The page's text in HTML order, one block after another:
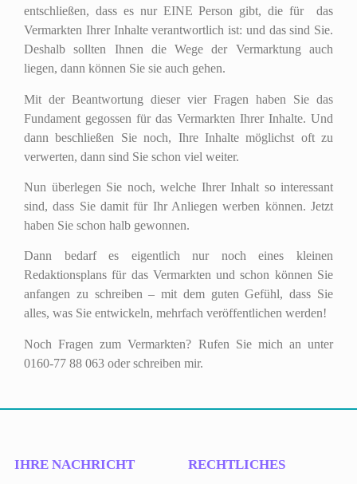
entschließen, dass es nur EINE Person gibt, die für das
Vermarkten Ihrer Inhalte verantwortlich ist: und das sind Sie.
Deshalb sollten Ihnen die Wege der Vermarktung auch
liegen, dann können Sie sie auch gehen.
Mit der Beantwortung dieser vier Fragen haben Sie das
Fundament gegossen für das Vermarkten Ihrer Inhalte. Und
dann beschließen Sie noch, Ihre Inhalte möglichst oft zu
verwerten, dann sind Sie schon viel weiter.
Nun überlegen Sie noch, welche Ihrer Inhalt so interessant
sind, dass Sie damit für Ihr Anliegen werben können. Jetzt
haben Sie schon halb gewonnen.
Dann bedarf es eigentlich nur noch eines kleinen
Redaktionsplans für das Vermarkten und schon können Sie
anfangen zu schreiben – mit dem guten Gefühl, dass Sie
alles, was Sie entwickeln, mehrfach veröffentlichen werden!
Noch Fragen zum Vermarkten? Rufen Sie mich an unter
0160-77 88 063 oder schreiben mir.
IHRE NACHRICHT RECHTLICHES